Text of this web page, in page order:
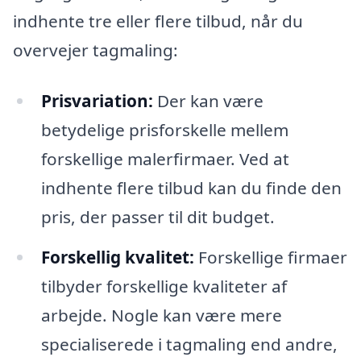
indhente tre eller flere tilbud, når du
overvejer tagmaling:
Prisvariation: Der kan være
betydelige prisforskelle mellem
forskellige malerfirmaer. Ved at
indhente flere tilbud kan du finde den
pris, der passer til dit budget.
Forskellig kvalitet: Forskellige firmaer
tilbyder forskellige kvaliteter af
arbejde. Nogle kan være mere
specialiserede i tagmaling end andre,